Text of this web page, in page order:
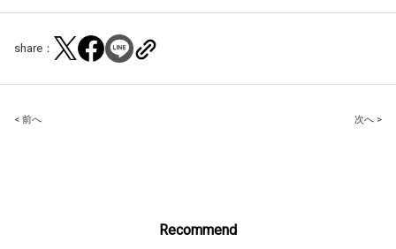
share：
Post
< 前へ 次へ >
Recommend